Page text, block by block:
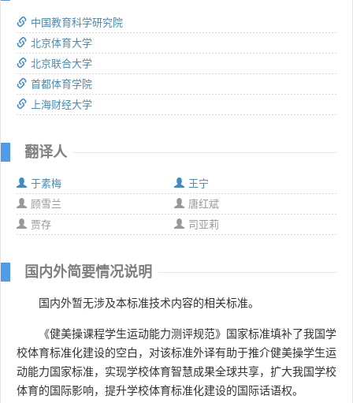
中国教育科学研究院
北京体育大学
北京联合大学
首都体育学院
上海财经大学
翻译人
于素梅
王宁
顾雪兰
唐红斌
贾存
司亚莉
国内外简要情况说明
国内外暂无涉及本标准技术内容的相关标准。
《健美操课程学生运动能力测评规范》国家标准填补了我国学
校体育标准化建设的空白，对该标准外译有助于推介健美操学生运
动能力国家标准，实现学校体育智慧成果全球共享，扩大我国学校
体育的国际影响，提升学校体育标准化建设的国际话语权。